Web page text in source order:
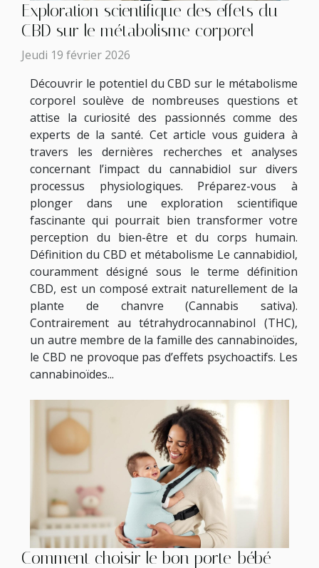
Exploration scientifique des effets du
CBD sur le métabolisme corporel
Jeudi 19 février 2026
Découvrir le potentiel du CBD sur le métabolisme
corporel soulève de nombreuses questions et
attise la curiosité des passionnés comme des
experts de la santé. Cet article vous guidera à
travers les dernières recherches et analyses
concernant l’impact du cannabidiol sur divers
processus physiologiques. Préparez-vous à
plonger dans une exploration scientifique
fascinante qui pourrait bien transformer votre
perception du bien-être et du corps humain.
Définition du CBD et métabolisme Le cannabidiol,
couramment désigné sous le terme définition
CBD, est un composé extrait naturellement de la
plante de chanvre (Cannabis sativa).
Contrairement au tétrahydrocannabinol (THC),
un autre membre de la famille des cannabinoïdes,
le CBD ne provoque pas d’effets psychoactifs. Les
cannabinoïdes...
Comment choisir le bon porte-bébé